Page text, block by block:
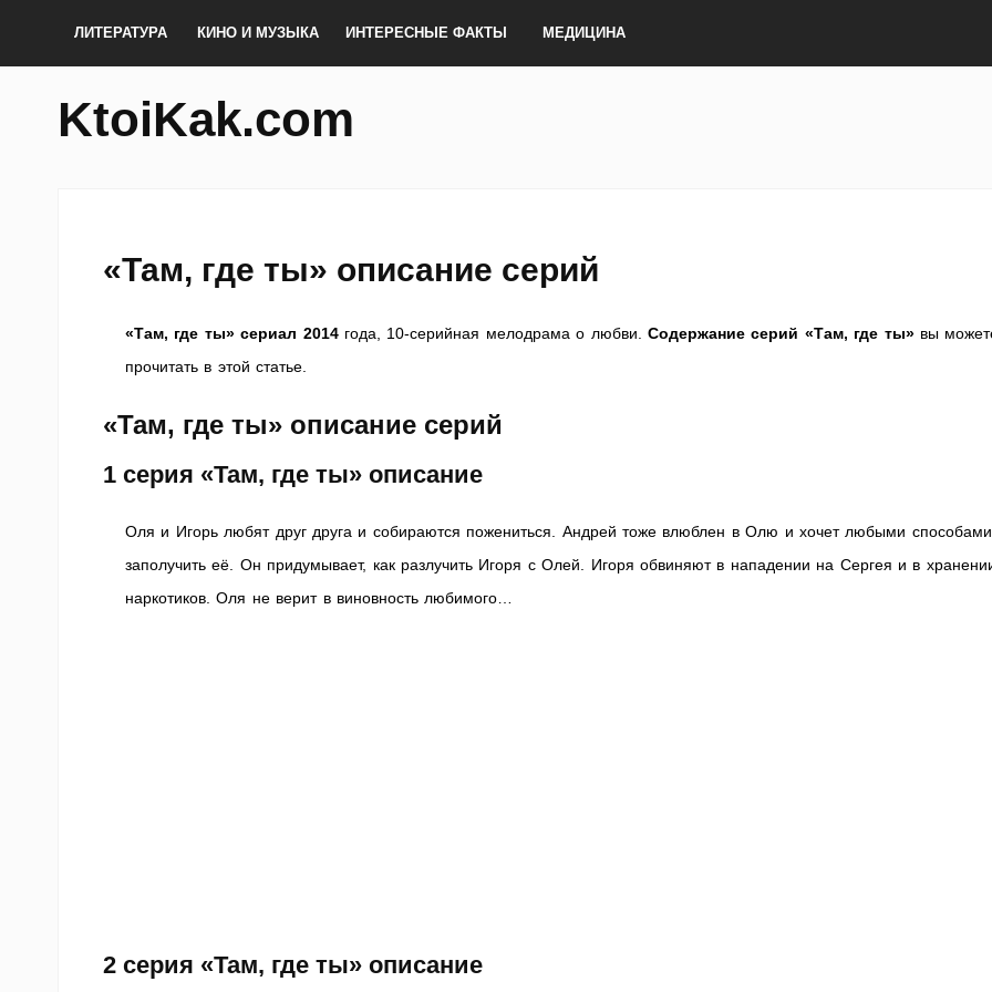
ЛИТЕРАТУРА КИНО И МУЗЫКА ИНТЕРЕСНЫЕ ФАКТЫ МЕДИЦИНА
KtoiKak.com
«Там, где ты» описание серий
«Там, где ты» сериал 2014года, 10-серийная мелодрама о любви.Содержание серий «Там, где ты» вы
прочитать в этой статье.
«Там, где ты» описание серий
1 серия «Там, где ты» описание
Оля и Игорь любят друг друга и собираются пожениться. Андрей тоже влюблен в Олю и хочет любыми способами
заполучить её. Он придумывает, как разлучить Игоря с Олей. Игоря обвиняют в нападении на Сергея и в
наркотиков. Оля не верит в виновность любимого…
2 серия «Там, где ты» описание